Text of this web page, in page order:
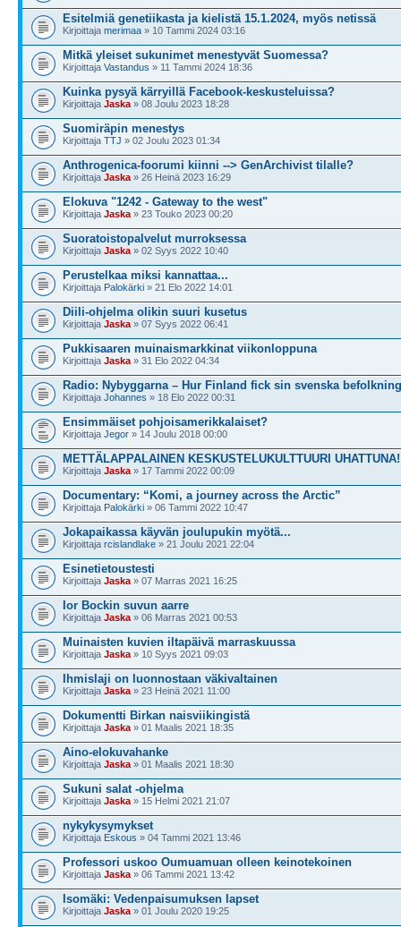
Esitelmiä genetiikasta ja kielistä 15.1.2024, myös netissä
Kirjoittaja merimaa » 10 Tammi 2024 03:16
Mitkä yleiset sukunimet menestyvät Suomessa?
Kirjoittaja Vastandus » 11 Tammi 2024 18:36
Kuinka pysyä kärryillä Facebook-keskusteluissa?
Kirjoittaja Jaska » 08 Joulu 2023 18:28
Suomiräpin menestys
Kirjoittaja TTJ » 02 Joulu 2023 01:34
Anthrogenica-foorumi kiinni --> GenArchivist tilalle?
Kirjoittaja Jaska » 26 Heinä 2023 16:29
Elokuva "1242 - Gateway to the west"
Kirjoittaja Jaska » 23 Touko 2023 00:20
Suoratoistopalvelut murroksessa
Kirjoittaja Jaska » 02 Syys 2022 10:40
Perustelkaa miksi kannattaa...
Kirjoittaja Palokärki » 21 Elo 2022 14:01
Diili-ohjelma olikin suuri kusetus
Kirjoittaja Jaska » 07 Syys 2022 06:41
Pukkisaaren muinaismarkkinat viikonloppuna
Kirjoittaja Jaska » 31 Elo 2022 04:34
Radio: Nybyggarna – Hur Finland fick sin svenska befolkning
Kirjoittaja Johannes » 18 Elo 2022 00:31
Ensimmäiset pohjoisamerikkalaiset?
Kirjoittaja Jegor » 14 Joulu 2018 00:00
METTÄLAPPALAINEN KESKUSTELUKULTTUURI UHATTUNA!
Kirjoittaja Jaska » 17 Tammi 2022 00:09
Documentary: “Komi, a journey across the Arctic”
Kirjoittaja Palokärki » 06 Tammi 2022 10:47
Jokapaikassa käyvän joulupukin myötä...
Kirjoittaja rcislandlake » 21 Joulu 2021 22:04
Esinetietoustesti
Kirjoittaja Jaska » 07 Marras 2021 16:25
Ior Bockin suvun aarre
Kirjoittaja Jaska » 06 Marras 2021 00:53
Muinaisten kuvien iltapäivä marraskuussa
Kirjoittaja Jaska » 10 Syys 2021 09:03
Ihmislaji on luonnostaan väkivaltainen
Kirjoittaja Jaska » 23 Heinä 2021 11:00
Dokumentti Birkan naisviikingistä
Kirjoittaja Jaska » 01 Maalis 2021 18:35
Aino-elokuvahanke
Kirjoittaja Jaska » 01 Maalis 2021 18:30
Sukuni salat -ohjelma
Kirjoittaja Jaska » 15 Helmi 2021 21:07
nykykysymykset
Kirjoittaja Eskous » 04 Tammi 2021 13:46
Professori uskoo Oumuamuan olleen keinotekoinen
Kirjoittaja Jaska » 06 Tammi 2021 13:42
Isomäki: Vedenpaisumuksen lapset
Kirjoittaja Jaska » 01 Joulu 2020 19:25